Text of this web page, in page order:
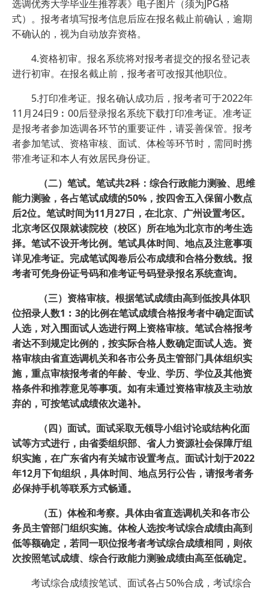
选调优秀大学毕业生推荐表》电子图片（须为JPG格
式）。报考者填写报考信息后应在报名截止前确认，逾期
不确认的，视为自动放弃资格。
4.资格初审。报名系统将对报考者提交的报名登记表
进行初审。在报名截止前，报考者可改报其他职位。
5.打印准考证。报名确认成功后，报考者可于2022年
11月24日9︰00后登录报名系统下载打印准考证。准考证
是报考者参加选调各环节的重要证件，请妥善保管。报考
者参加笔试、资格审核、面试、体检等环节时，需同时携
带准考证和本人有效居民身份证。
（二）笔试。笔试共2科：综合行政能力测验、思维
能力测验，各占笔试成绩的50%，按四舍五入保留小数点
后2位。笔试时间为11月27日，在北京、广州设置考区。
北京考区仅限就读院校（校区）所在地为北京市的考生选
择。笔试不设开考比例。笔试具体时间、地点及注意事项
详见准考证。完成笔试阅卷后公布成绩和合格分数线。报
考者可凭身份证号码和准考证号码登录报名系统查询。
（三）资格审核。根据笔试成绩由高到低按具体职
位招录人数1︰3的比例在笔试成绩合格报考者中确定面试
人选，对入围面试人选进行网上资格审核。笔试合格报考
者达不到规定比例的，按实际合格人数确定面试人选。资
格审核由省直选调机关和各市公务员主管部门具体组织实
施，重点审核报考者的年龄、专业、学历、学位及其他资
格条件和推荐意见等事项。如有未通过资格审核及主动放
弃的，可按笔试成绩依次递补。
（四）面试。面试采取无领导小组讨论或结构化面
试等方式进行，由省委组织部、省人力资源社会保障厅组
织实施，在广东省内有关城市设置考点。面试计划于2022
年12月下旬组织，具体时间、地点另行公告，请报考者务
必保持手机等联系方式畅通。
（五）体检和考察。具体由省直选调机关和各市公
务员主管部门组织实施。体检人选按考试综合成绩由高到
低等额确定，若同一职位报考者考试综合成绩相同，则依
次按照笔试成绩、综合行政能力测验成绩由高至低确定。
考试综合成绩按笔试、面试各占50%合成，考试综合